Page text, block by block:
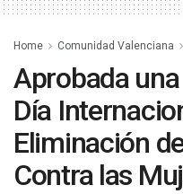
Home Comunidad Valenciana
Aprobada
Día
Eliminación
Contra las